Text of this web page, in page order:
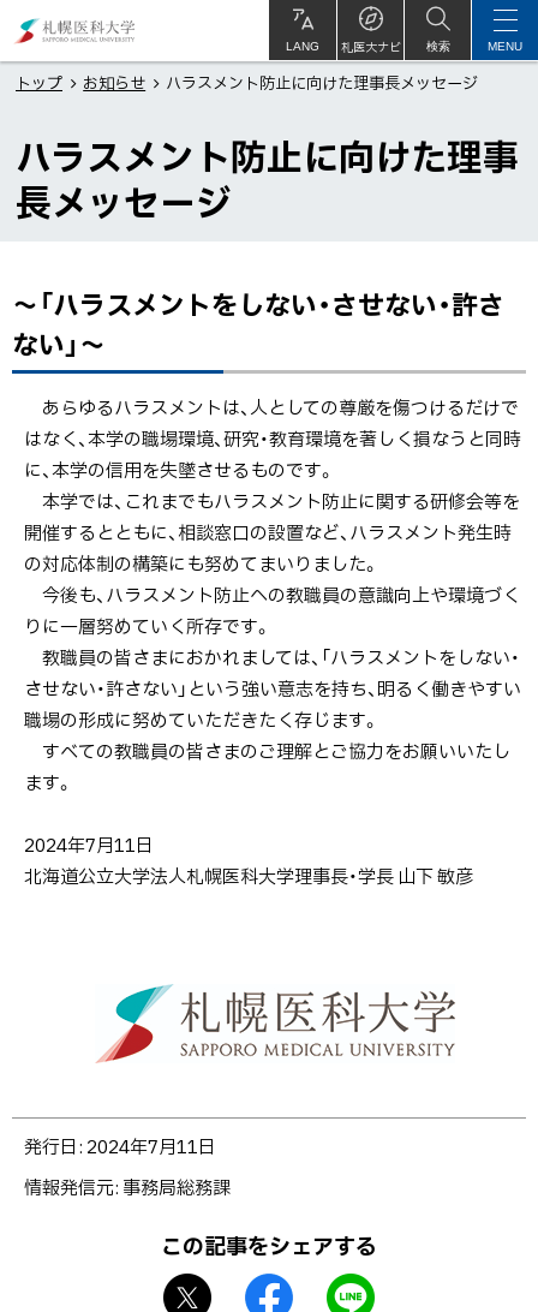
文
へ
ー
医
大
学
LANG 札医大ナビ
サ
イ
ト
内
検索 MENU
トップ お知らせ ハラスメント防止に向けた理事⾧メッセージ
ハラスメント防止に向けた理事
⾧メッセージ
ペ
ー
ジ
次
「ハ
ラ
メ
ト
を
な
さ
せ
～「ハラスメントをしない・させない・許さ
ない」～
あらゆるハラスメントは、人としての尊厳を傷つけるだけで
はなく、本学の職場環境、研究・教育環境を著しく損なうと同時
に、本学の信用を失墜させるものです。
本学では、これまでもハラスメント防止に関する研修会等を
開催するとともに、相談窓口の設置など、ハラスメント発生時
の対応体制の構築にも努めてまいりました。
今後も、ハラスメント防止への教職員の意識向上や環境づく
りに一層努めていく所存です。
教職員の皆さまにおかれましては、「ハラスメントをしない・
させない・許さない」という強い意志を持ち、明るく働きやすい
職場の形成に努めていただきたく存じます。
すべての教職員の皆さまのご理解とご協力をお願いいたし
ます。
2024年7月11日
北海道公立大学法人札幌医科大学理事⾧・学⾧ 山下 敏彦
ト
プ
発行日: 2024年7月11日
情報発信元 事務局総務課
この記事をシェアする